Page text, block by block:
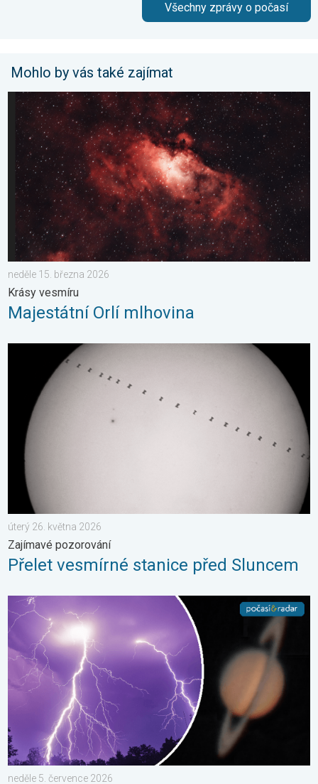
Všechny zprávy o počasí
Mohlo by vás také zajímat
Majestátní Orlí mlhovina. Krásy vesmíru. . . neděle 15. března
neděle 15. března 2026
Krásy vesmíru
Majestátní Orlí mlhovina
Přelet vesmírné stanice před Sluncem. Zajímavé pozorování.
úterý 26. května 2026
Zajímavé pozorování
Přelet vesmírné stanice před Sluncem
Červnové fotografie. Zajímavosti. . . neděle 5. července 2026
neděle 5. července 2026